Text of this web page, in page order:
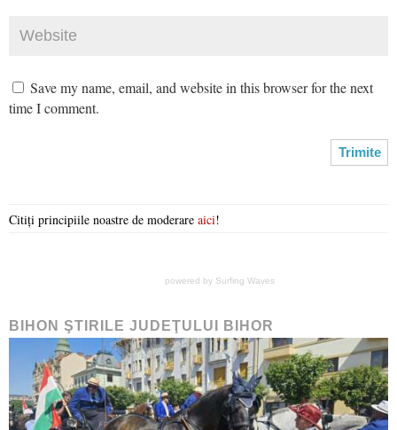
Save my name, email, and website in this browser for the next
time I comment.
Citiți principiile noastre de moderare aici!
powered by Surfing Waves
BIHON ŞTIRILE JUDEŢULUI BIHOR